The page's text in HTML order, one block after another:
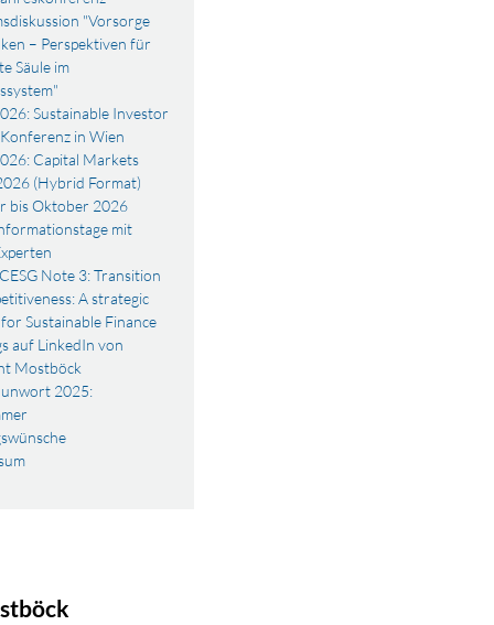
"Vorsorge
– Perspektiven für
Säule im
Sustainable Investor
in Wien
Capital Markets
(Hybrid Format)
bis Oktober 2026
mit
Note 3: Transition
A strategic
Sustainable Finance
auf LinkedIn von
Mostböck
2025: